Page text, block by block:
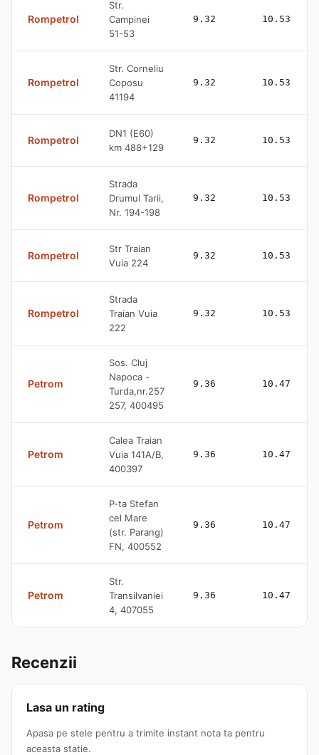
Rompetrol
Str.
Campinei
51-53
9.32 10.53
Rompetrol
Str. Corneliu
Coposu
41194
9.32 10.53
Rompetrol
DN1 (E60)
km 488+129
9.32 10.53
Rompetrol
Strada
Drumul Tarii,
Nr. 194-198
9.32 10.53
Rompetrol
Str Traian
Vuia 224
9.32 10.53
Rompetrol
Strada
Traian Vuia
222
9.32 10.53
Petrom
Sos. Cluj
Napoca -
Turda,nr.257
257, 400495
9.36 10.47
Petrom
Calea Traian
Vuia 141A/B,
400397
9.36 10.47
Petrom
P-ta Stefan
cel Mare
(str. Parang)
FN, 400552
9.36 10.47
Petrom
Str.
Transilvaniei
4, 407055
9.36 10.47
Recenzii
Lasa un rating
Apasa pe stele pentru a trimite instant nota ta pentru
aceasta statie.